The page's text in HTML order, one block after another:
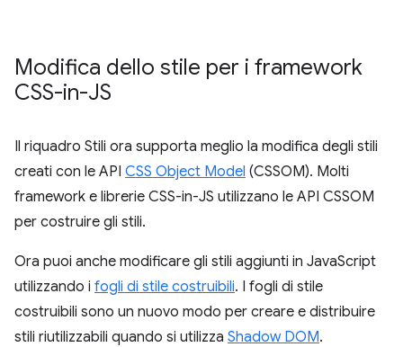
Modifica dello stile per i framework
CSS-in-JS
Il riquadro Stili ora supporta meglio la modifica degli stili
creati con le API CSS Object Model (CSSOM). Molti
framework e librerie CSS-in-JS utilizzano le API CSSOM
per costruire gli stili.
Ora puoi anche modificare gli stili aggiunti in JavaScript
utilizzando i fogli di stile costruibili. I fogli di stile
costruibili sono un nuovo modo per creare e distribuire
stili riutilizzabili quando si utilizza Shadow DOM.